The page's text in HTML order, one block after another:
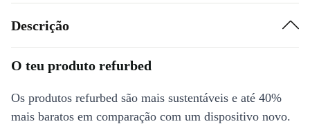
Descrição
O teu produto refurbed
Os produtos refurbed são mais sustentáveis e até 40%
mais baratos em comparação com um dispositivo novo.